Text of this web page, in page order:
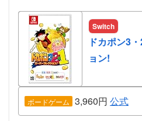
Switch
ドカポン3
ョン!
ボードゲーム 3,960円 公式